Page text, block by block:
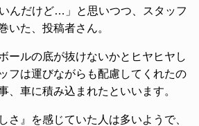
んだけど…」と思いつつ、スタッフ
いた、投稿者さん。
ールの底が抜けないかとヒヤヒヤし
フは運びながらも配慮してくれたの
、車に積み込まれたといいます。
さ』を感じていた人は多いようで、